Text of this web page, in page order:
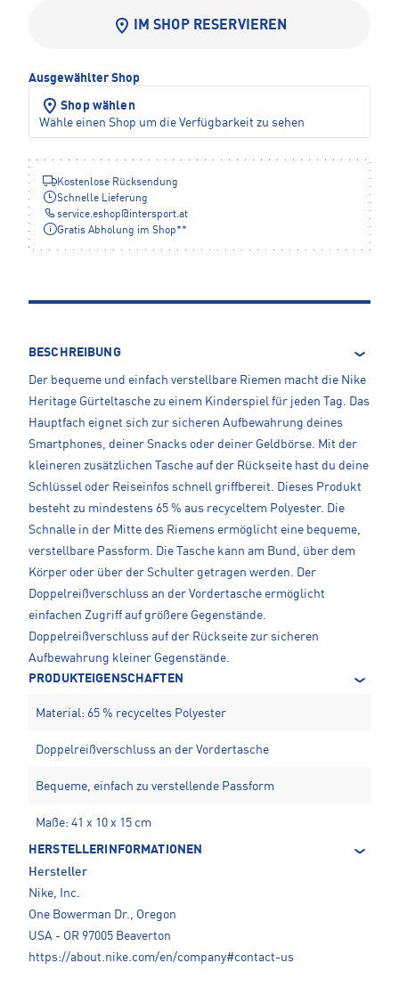
IM SHOP RESERVIEREN
Ausgewählter Shop
Shop wählen
Wähle einen Shop um die Verfügbarkeit zu sehen
Kostenlose Rücksendung
Schnelle Lieferung
service.eshop@ intersport.at
Gratis Abholung im Shop**
BESCHREIBUNG
Der bequeme und einfach verstellbare Riemen macht die Nike
Heritage Gürteltasche zu einem Kinderspiel für jeden Tag. Das
Hauptfach eignet sich zur sicheren Aufbewahrung deines
Smartphones, deiner Snacks oder deiner Geldbörse. Mit der
kleineren zusätzlichen Tasche auf der Rückseite hast du deine
Schlüssel oder Reiseinfos schnell griffbereit. Dieses Produkt
besteht zu mindestens 65 % aus recyceltem Polyester. Die
Schnalle in der Mitte des Riemens ermöglicht eine bequeme,
verstellbare Passform. Die Tasche kann am Bund, über dem
Körper oder über der Schulter getragen werden. Der
Doppelreißverschluss an der Vordertasche ermöglicht
einfachen Zugriff auf größere Gegenstände.
Doppelreißverschluss auf der Rückseite zur sicheren
Aufbewahrung kleiner Gegenstände.
PRODUKTEIGENSCHAFTEN
Material: 65 % recyceltes Polyester
Doppelreißverschluss an der Vordertasche
Bequeme, einfach zu verstellende Passform
Maße: 41 x 10 x 15 cm
HERSTELLERINFORMATIONEN
Hersteller
Nike, Inc.
One Bowerman Dr., Oregon
USA - OR 97005 Beaverton
https://about.nike.com/en/company#contact-us